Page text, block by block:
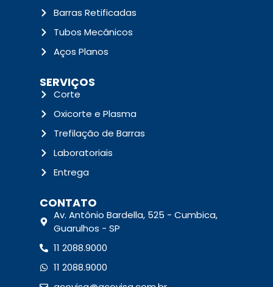
Barras Retificadas
Tubos Mecânicos
Aços Planos
SERVIÇOS
Corte
Oxicorte e Plasma
Trefilação de Barras
Laboratoriais
Entrega
CONTATO
Av. Antônio Bardella, 525 - Cumbica,
Guarulhos - SP
11 2088.9000
11 2088.9000